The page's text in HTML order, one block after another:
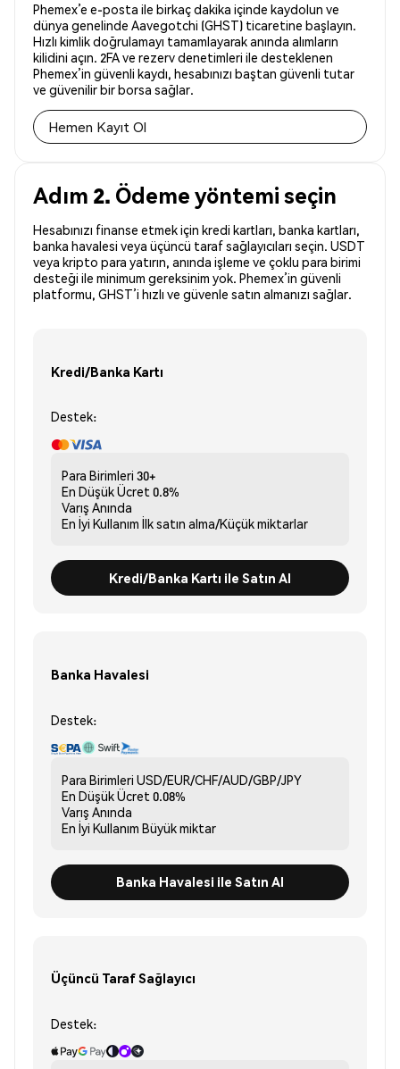
Phemex’e e-posta ile birkaç dakika içinde kaydolun ve
dünya genelinde Aavegotchi (GHST) ticaretine başlayın.
Hızlı kimlik doğrulamayı tamamlayarak anında alımların
kilidini açın. 2FA ve rezerv denetimleri ile desteklenen
Phemex’in güvenli kaydı, hesabınızı baştan güvenli tutar
ve güvenilir bir borsa sağlar.
Hemen Kayıt Ol
Adım 2. Ödeme yöntemi seçin
Hesabınızı finanse etmek için kredi kartları, banka kartları,
banka havalesi veya üçüncü taraf sağlayıcıları seçin. USDT
veya kripto para yatırın, anında işleme ve çoklu para birimi
desteği ile minimum gereksinim yok. Phemex’in güvenli
platformu, GHST’i hızlı ve güvenle satın almanızı sağlar.
Kredi/Banka Kartı
Destek:
Para Birimleri 30+
En Düşük Ücret 0.8%
Varış Anında
En İyi Kullanım İlk satın alma/Küçük miktarlar
Kredi/Banka Kartı ile Satın Al
Banka Havalesi
Destek:
Para Birimleri USD/EUR/CHF/AUD/GBP/JPY
En Düşük Ücret 0.08%
Varış Anında
En İyi Kullanım Büyük miktar
Banka Havalesi ile Satın Al
Üçüncü Taraf Sağlayıcı
Destek: